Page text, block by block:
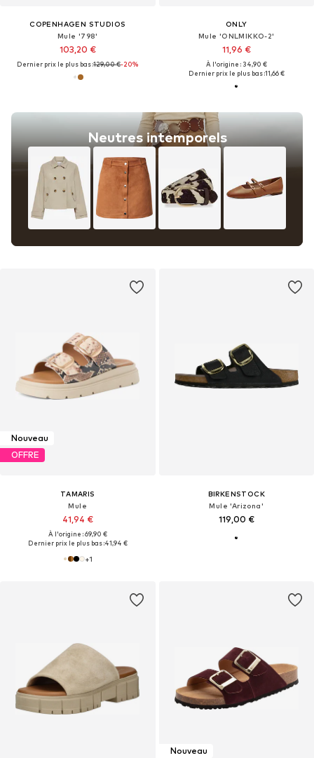
COPENHAGEN STUDIOS
Mule '798'
103,20 €
Dernier prix le plus bas :129,00 €-20%
Neutres intemporels
ONLY
Mule 'ONLMIKKO-2'
11,96 €
À l'origine : 34,90 €
Dernier prix le plus bas :11,66 €
Nouveau
OFFRE
TAMARIS
Mule
41,94 €
À l'origine : 69,90 €
Dernier prix le plus bas :41,94 €
+1
BIRKENSTOCK
Mule 'Arizona'
119,00 €
Nouveau